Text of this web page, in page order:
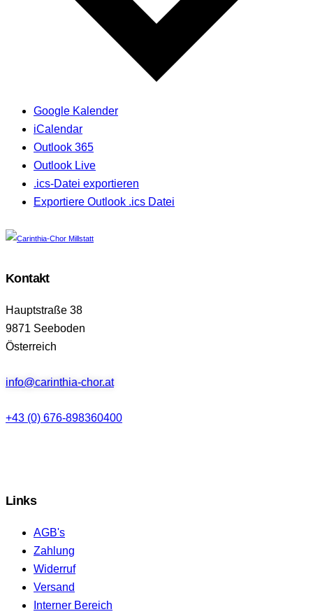
Google Kalender
iCalendar
Outlook 365
Outlook Live
.ics-Datei exportieren
Exportiere Outlook .ics Datei
Kontakt
Hauptstraße 38
9871 Seeboden
Österreich
info@carinthia-chor.at
+43 (0) 676-898360400
Links
AGB's
Zahlung
Widerruf
Versand
Interner Bereich